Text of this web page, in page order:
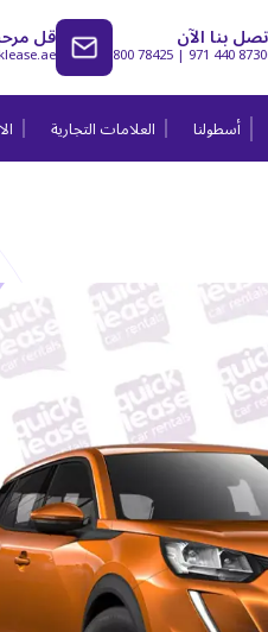
بنا الآن800 78425 |971 440 قل
أسطولنا العلامات التجارية